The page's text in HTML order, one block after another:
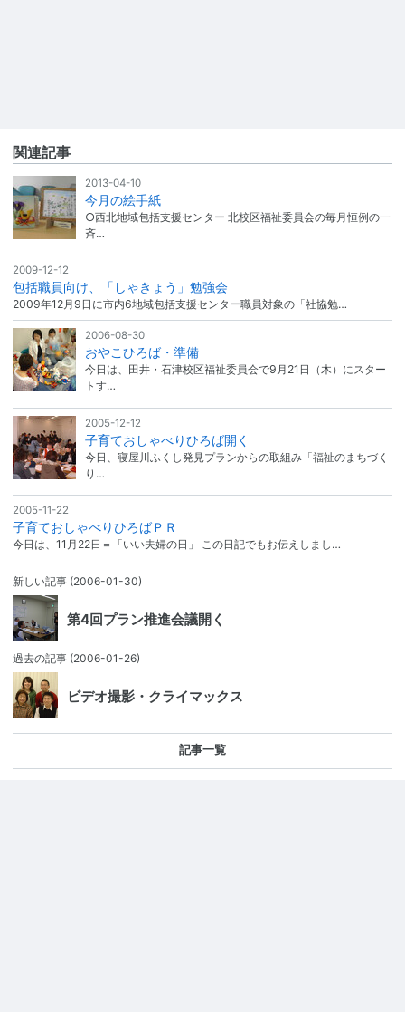
関連記事
2013-04-10
今月の絵手紙
○西北地域包括支援センター 北校区福祉委員会の毎月恒例の一
斉…
2009-12-12
包括職員向け、「しゃきょう」勉強会
2009年12月9日に市内6地域包括支援センター職員対象の「社協勉…
2006-08-30
おやこひろば・準備
今日は、田井・石津校区福祉委員会で9月21日（木）にスター
トす…
2005-12-12
子育ておしゃべりひろば開く
今日、寝屋川ふくし発見プランからの取組み「福祉のまちづく
り…
2005-11-22
子育ておしゃべりひろばＰＲ
今日は、11月22日＝「いい夫婦の日」 この日記でもお伝えしまし…
新しい記事 (2006-01-30)
第4回プラン推進会議開く
過去の記事 (2006-01-26)
ビデオ撮影・クライマックス
記事一覧